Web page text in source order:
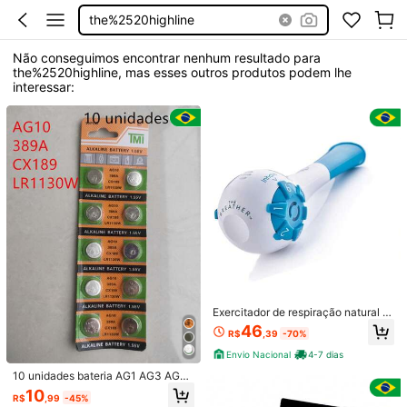
the%2520highline
Não conseguimos encontrar nenhum resultado para
the%2520highline, mas esses outros produtos podem lhe
interessar:
10 unidades bateria AG1 AG3 AG4
AG10 AG13 1,55v para relógios
R$10 ,99 -45%
Exercitador de respiração natural p
ara terapia respiratória sem medica
mentos, respiração mais fácil, pulm
ões mais fortes, incluindo aplicativo
de treinamento móvel guiado, trein
amento de máquina de exercícios r
R$46 ,39 -70%
Envio Nacional
4-7 dias